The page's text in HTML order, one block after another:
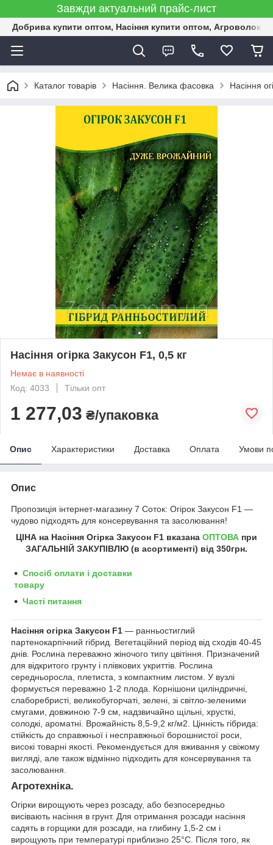
Завжди актуальний прайс-лист
Добрива купити оптом, Насіння купити оптом,
Каталог товарів Насіння. Велика фасовка Насіння
Насіння огірка Закусон F1, 0,5 кг
Немає в наявності
Код: 4033
Тільки опт
1 277,03 ₴/упаковка
Опис Характеристики Доставка Оплата Умови
Опис
Пропозиція інтернет-магазину 7 Соток: Огірок Закусон F1 ―
чудово підходять для консервування та засолювання!
ЦІНА на Насіння Огірка Закусон F1 вказана ОПТОВА при
ЗАГАЛЬНІЙ ЗАКУПІВЛЮ (в асортименті) від 350грн.
Спосіб оплати і доставки
товару
Часті питання
Насіння огірка Закусон F1 ― ранньостиглий
партенокарпічний гібрид. Вегетаційний період від сходів 40-45
днів. Рослина переважно жіночого типу цвітіння. Призначений
для відкритого грунту і плівкових укриттів. Рослина
середньоросла, плетиста, з компактним листом. У вузлі
формується переважно 1-2 плода. Корнішони циліндричні,
слаборебристі, великобугорчаті, зелені, зі світло-зеленими
смугами, довжиною 7-9 см, надзвичайно щільні, хрусткі,
солодкі, ароматні. Врожайність 8,5-9,2 кг/м2. Цінність гібрида:
стійкість до справжньої і несправжньої борошнистої роси,
високі товарні якості. Рекомендується для вживання у свіжому
вигляді, але також відмінно підходить для консервування та
засолювання.
Агротехніка.
Огірки вирощують через розсаду, або безпосередньо
висівають насіння в грунт. Для отримання розсади насіння
садять в горщики для розсади, на глибину 1,5-2 см і
вирощують при температурі приблизно 25°С. Після того, як